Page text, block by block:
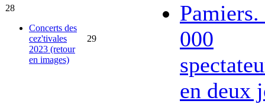
28
Concerts des
cez'tivales
2023 (retour
en images)
29
Pamiers.
000
en deux